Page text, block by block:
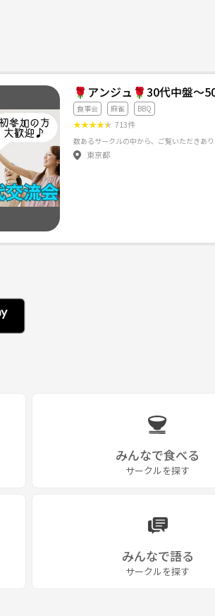
🌹アンジュ🌹30代中盤～
食事会 麻雀 BBQ
★★★★★ 713件
東京都
みんなで食べる
サークルを探す
みんなで語る
サークルを探す